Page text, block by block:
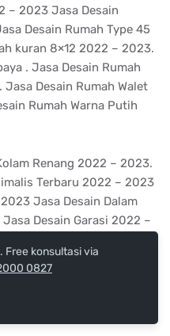
– 2023 Jasa Desain
Desain Rumah Type 45
kuran 8×12 2022 – 2023.
. Jasa Desain Rumah
Desain Rumah Walet
Rumah Warna Putih
Renang 2022 – 2023.
Terbaru 2022 – 2023
Jasa Desain Dalam
Desain Garasi 2022 –
. Jasa Desain
Desain Kantor Minimalis
Desain Mushola 2022 –
2022 – 2023 Jasa Desain
– 2023.
Free konsultasi via
0827